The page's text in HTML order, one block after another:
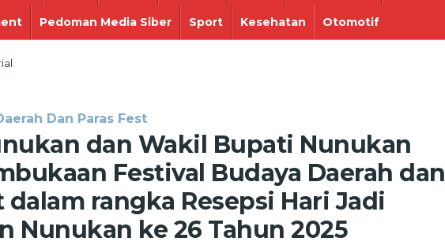
Pedoman Media Siber Sport Kesehatan Otomotif
Bupati
Nunukan
Hadiri
Pembukaan
Festival
Budaya
Daerah
dan
Paras
Dan Paras Fest
dan Wakil Bupati Nunukan
Festival Budaya Daerah dan
dalam rangka Resepsi Hari Jadi
Nunukan ke 26 Tahun 2025